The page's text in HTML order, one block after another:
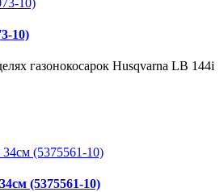
10)
газонокосарок Husqvarna LB 144i
(5375561-10)